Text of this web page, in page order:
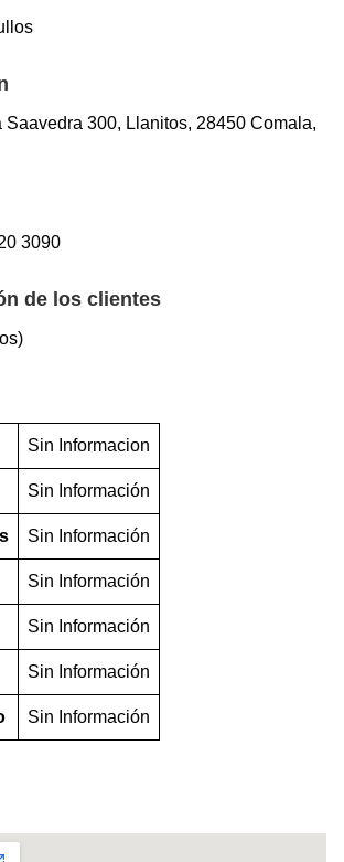
Saavedra 300, Llanitos, 28450 Comala,
3090
de los clientes
Sin Informacion
Sin Información
Sin Información
Sin Información
Sin Información
Sin Información
Sin Información